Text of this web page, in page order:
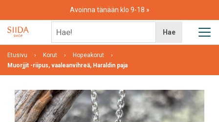
content
Avoinna tänään klo 9-18
Hae
Etusivu Korut
Hopeakorut
Muorjjit -riipus, vaaleanvihreä, Haraldin paja